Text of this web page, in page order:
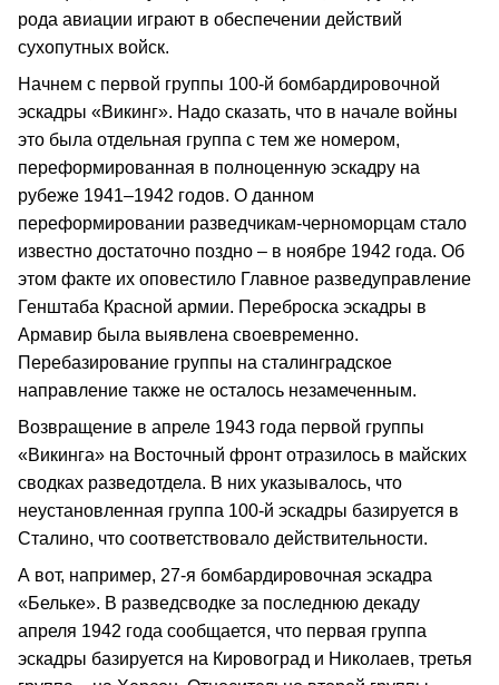
рода авиации играют в обеспечении действий
сухопутных войск.
Начнем с первой группы 100-й бомбардировочной
эскадры «Викинг». Надо сказать, что в начале войны
это была отдельная группа с тем же номером,
переформированная в полноценную эскадру на
рубеже 1941–1942 годов. О данном
переформировании разведчикам-черноморцам стало
известно достаточно поздно – в ноябре 1942 года. Об
этом факте их оповестило Главное разведуправление
Генштаба Красной армии. Переброска эскадры в
Армавир была выявлена своевременно.
Перебазирование группы на сталинградское
направление также не осталось незамеченным.
Возвращение в апреле 1943 года первой группы
«Викинга» на Восточный фронт отразилось в майских
сводках разведотдела. В них указывалось, что
неустановленная группа 100-й эскадры базируется в
Сталино, что соответствовало действительности.
А вот, например, 27-я бомбардировочная эскадра
«Бельке». В разведсводке за последнюю декаду
апреля 1942 года сообщается, что первая группа
эскадры базируется на Кировоград и Николаев, третья